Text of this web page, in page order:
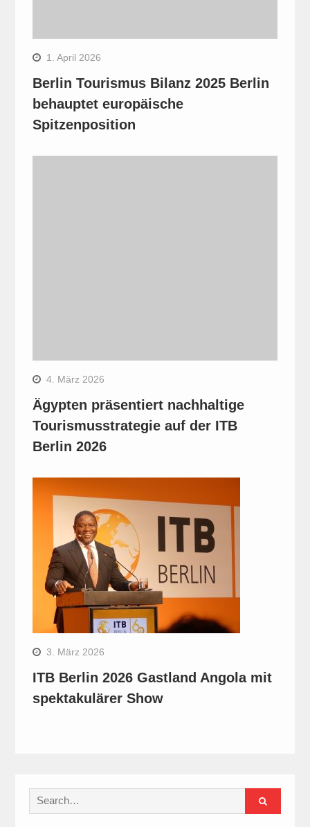
1. April 2026
Berlin Tourismus Bilanz 2025 Berlin
behauptet europäische
Spitzenposition
4. März 2026
Ägypten präsentiert nachhaltige
Tourismusstrategie auf der ITB
Berlin 2026
3. März 2026
ITB Berlin 2026 Gastland Angola mit
spektakulärer Show
Search
for: